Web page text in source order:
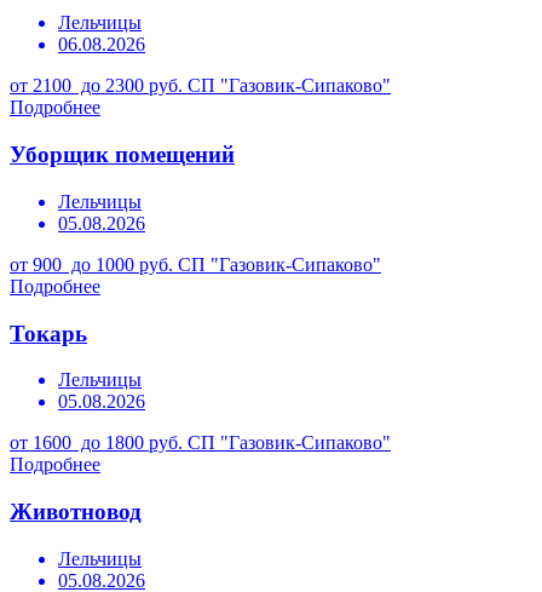
Лельчицы
06.08.2026
от 2100 до 2300 руб. СП "Газовик-Сипаково"
Подробнее
Уборщик помещений
Лельчицы
05.08.2026
от 900 до 1000 руб. СП "Газовик-Сипаково"
Подробнее
Токарь
Лельчицы
05.08.2026
от 1600 до 1800 руб. СП "Газовик-Сипаково"
Подробнее
Животновод
Лельчицы
05.08.2026